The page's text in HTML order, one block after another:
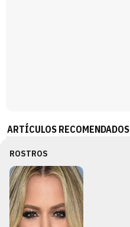
ARTÍCULOS RECOMENDADOS
ROSTROS